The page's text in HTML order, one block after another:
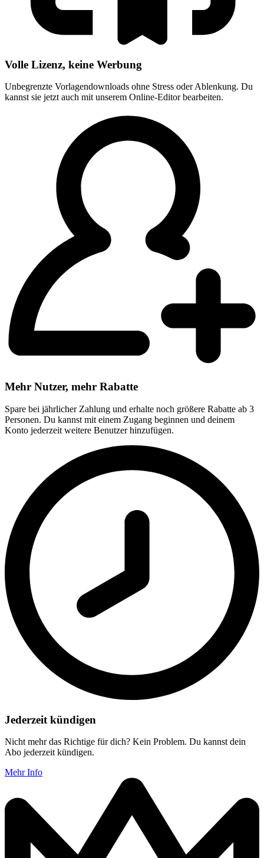
Volle Lizenz, keine Werbung
Unbegrenzte Vorlagendownloads ohne Stress oder Ablenkung. Du
kannst sie jetzt auch mit unserem Online-Editor bearbeiten.
Mehr Nutzer, mehr Rabatte
Spare bei jährlicher Zahlung und erhalte noch größere Rabatte ab 3
Personen. Du kannst mit einem Zugang beginnen und deinem
Konto jederzeit weitere Benutzer hinzufügen.
Jederzeit kündigen
Nicht mehr das Richtige für dich? Kein Problem. Du kannst dein
Abo jederzeit kündigen.
Mehr Info